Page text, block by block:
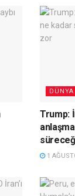
DÜNYA
Trump:
1